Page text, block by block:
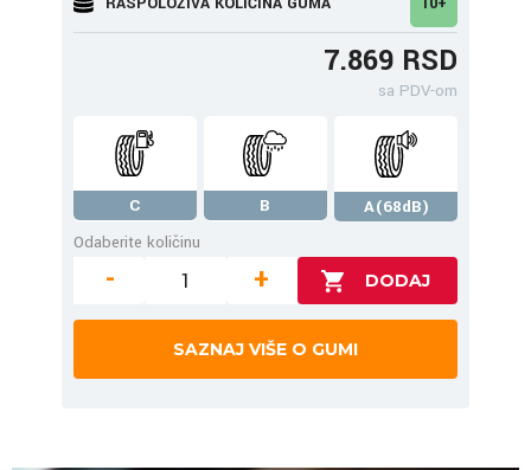
7.869 RSD
sa PDV-om
C B
A(68dB)
Odaberite količinu
- +
SAZNAJ VIŠE O GUMI